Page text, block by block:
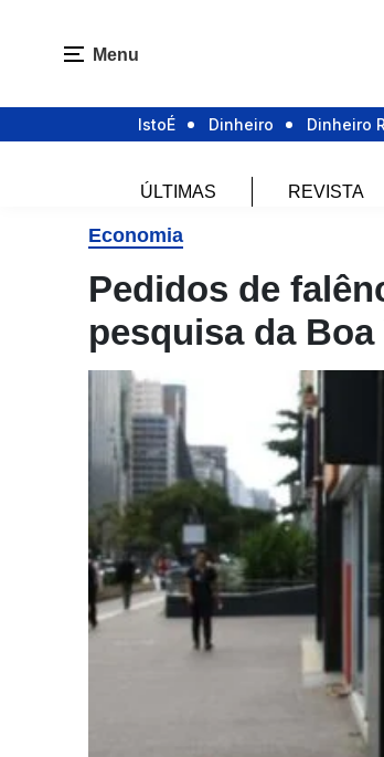
Menu
IstoÉ Dinheiro Dinheiro
ÚLTIMAS REVISTA
Economia
Pedidos de
pesquisa da Boa